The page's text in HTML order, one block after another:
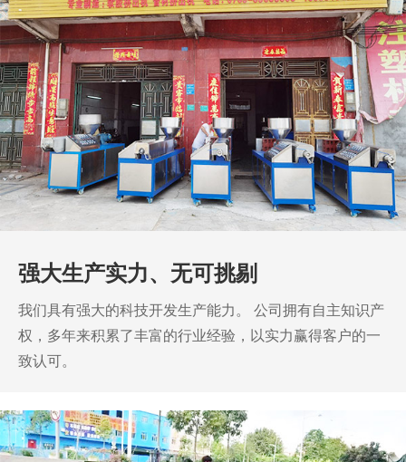
我们拥有专业的研发团队和丰富的研发设计生产经验。 可
专业为您提供专属的研发、设计、生产的综合解决方案配
套服务。